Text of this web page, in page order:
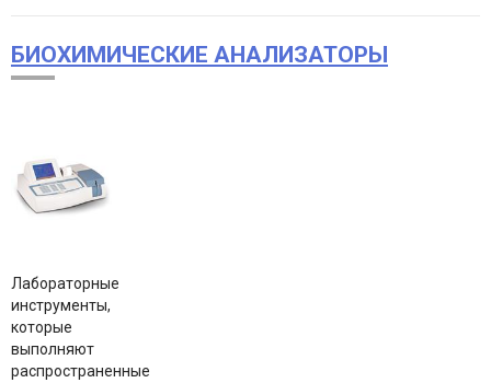
БИОХИМИЧЕСКИЕ АНАЛИЗАТОРЫ
Лабораторные
инструменты,
которые
выполняют
распространенные